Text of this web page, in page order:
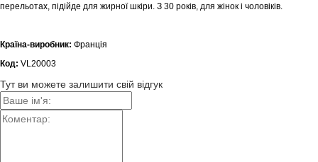
перельотах, підійде для жирної шкіри. З 30 років, для жінок і чоловіків.
Країна-виробник: Франція
Код: VL20003
Тут ви можете залишити свій відгук